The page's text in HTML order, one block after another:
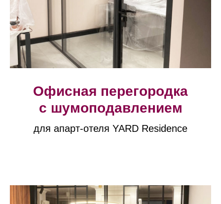
Офисная перегородка
с шумоподавлением
для апарт-отеля YARD Residence